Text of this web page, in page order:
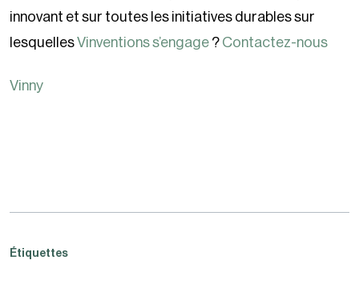
innovant et sur toutes les initiatives durables sur
lesquellesVinventions s’engage ? Contactez-nous
Vinny
Étiquettes